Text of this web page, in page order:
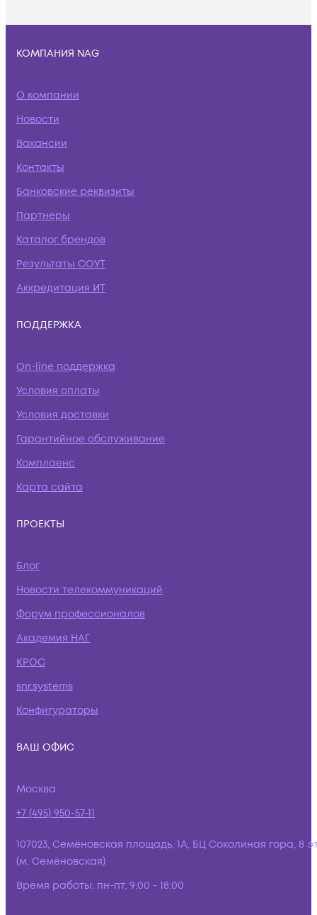
КОМПАНИЯ NAG
О компании
Новости
Вакансии
Контакты
Банковские реквизиты
Партнеры
Каталог брендов
Результаты СОУТ
Аккредитация ИТ
ПОДДЕРЖКА
On-line поддержка
Условия оплаты
Условия доставки
Гарантийное обслуживание
Комплаенс
Карта сайта
ПРОЕКТЫ
Блог
Новости телекоммуникаций
Форум профессионалов
Академия НАГ
КРОС
snr.systems
Конфигураторы
ВАШ ОФИС
Москва
+7 (495) 950-57-11
107023, Семёновская площадь, 1А, БЦ Соколиная гора, 8
(м. Семёновская)
Время работы: пн-пт, 9:00 - 18:00